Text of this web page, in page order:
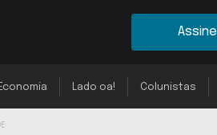
Assine
Economia Lado oa! Colunistas